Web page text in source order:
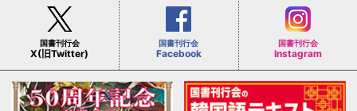
国書刊行会
X(旧Twitter)
国書刊行会
Facebook
国書刊行会
Instagram